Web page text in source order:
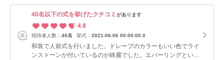
40名以下の式を挙げたクチコミ があります
4.8
招待者人数： 40名 挙式： 2021-06-06 00:00:00.0
和装で人前式を行いました。ドレープのカラーもいい色でライ
ンストーンが付いているのが綺麗でした。エバーリングという